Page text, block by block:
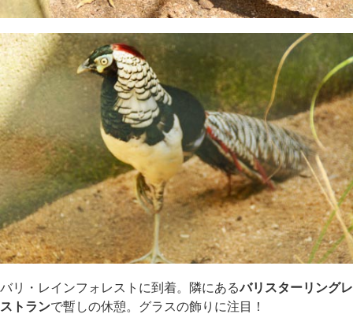
バリ・レインフォレストに到着。隣にあるバリスターリングレ
ストランで暫しの休憩。グラスの飾りに注目！